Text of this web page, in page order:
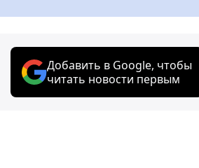
Добавить в Google, чтобы
читать новости первым